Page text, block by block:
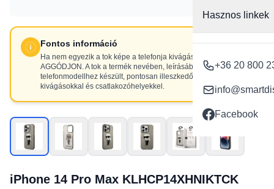
Hasznos linkek
+36 20 800
Facebook
Fontos információ
Ha nem egyezik a tok képe a telefonja kivágásaival, NE
AGGÓDJON. A tok a termék nevében, leírásában szereplő
telefonmodellhez készült, pontosan illeszkedő
kivágásokkal és csatlakozóhelyekkel.
iPhone 14 Pro Max KLHCP14XHNIKTCK